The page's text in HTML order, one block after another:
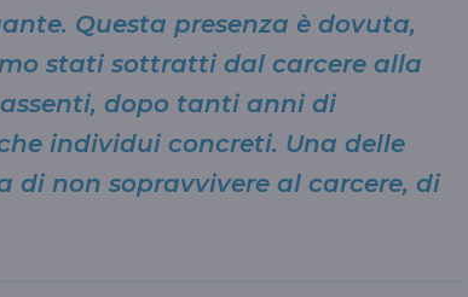
Questa presenza è dovuta,
stati sottratti dal carcere alla
dopo tanti anni di
individui concreti. Una delle
di non sopravvivere al carcere, di